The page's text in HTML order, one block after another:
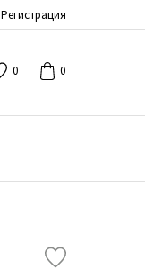
Регистрация
0 0